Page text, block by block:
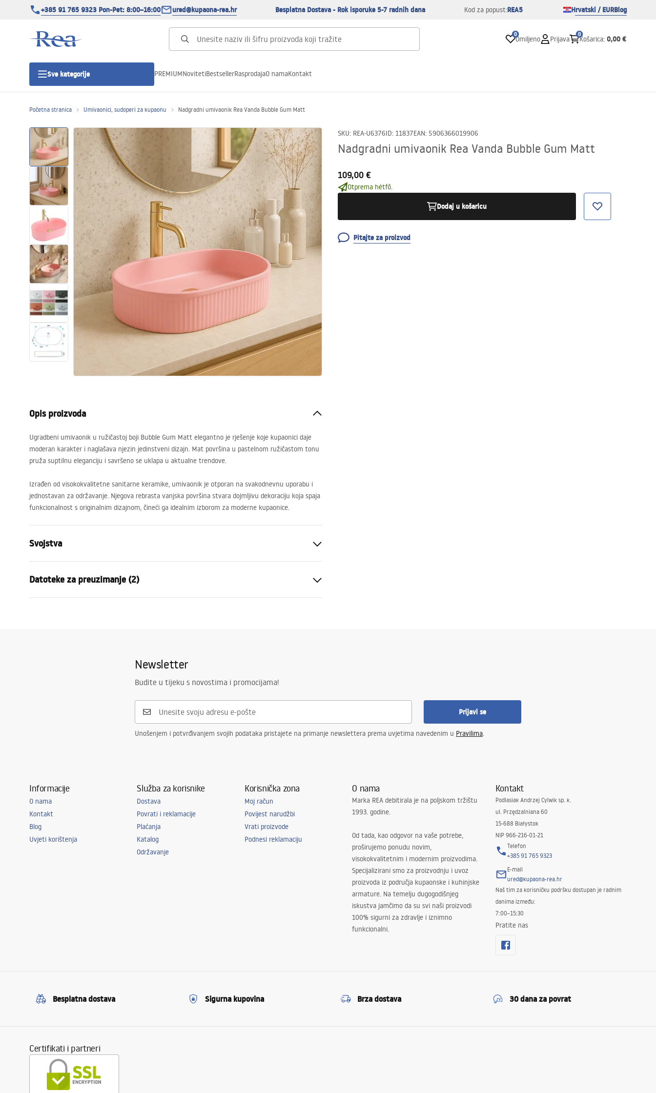
+385 91 765 9323 Pon-Pet: 8:00–16:00 ured@kupaona-rea.hr Besplatna Dostava - Rok isporuke 5-7 radnih dana Kod za popust:REA5 Hrvatski / EURBlog
0
Omiljeno Prijava
0
Košarica: 0,00 €
Sve kategorije
Tuš vrata
Tuš kade
Tuš Kanalice
WC školjke
Umivaonici
Kade i paravani
Miješalice, pipe, slavine
Tuševi
PREMIUMNovitetiBestsellerRasprodajaO namaKontakt
Početna stranica Umivaonici, sudoperi za kupaonu Nadgradni umivaonik Rea Vanda Bubble Gum Matt
SKU: REA-U6376ID: 11837EAN: 5906366019906
Nadgradni umivaonik Rea Vanda Bubble Gum Matt
109,00 €
Otprema hétfő.
Dodaj u košaricu
Pitajte za proizvod
Opis proizvoda
Ugradbeni umivaonik u ružičastoj boji Bubble Gum Matt elegantno je rješenje koje kupaonici daje
moderan karakter i naglašava njezin jedinstveni dizajn. Mat površina u pastelnom ružičastom tonu
pruža suptilnu eleganciju i savršeno se uklapa u aktualne trendove.
Izrađen od visokokvalitetne sanitarne keramike, umivaonik je otporan na svakodnevnu uporabu i
jednostavan za održavanje. Njegova rebrasta vanjska površina stvara dojmljivu dekoraciju koja spaja
funkcionalnost s originalnim dizajnom, čineći ga idealnim izborom za moderne kupaonice.
Svojstva
Materijal
Boja
Roza
130
NE
Datoteke za preuzimanje (2)
Newsletter
Budite u tijeku s novostima i promocijama!
Prijavi se
Unošenjem i potvrđivanjem svojih podataka pristajete na primanje newslettera prema uvjetima navedenim u Pravilima.
Informacije
O nama
Kontakt
Blog
Uvjeti korištenja
Služba za korisnike
Dostava
Povrati i reklamacije
Plaćanja
Katalog
Održavanje
Korisnička zona
Moj račun
Povijest narudžbi
Vrati proizvode
Podnesi reklamaciju
O nama
Marka REA debitirala je na poljskom tržištu
1993. godine.
Od tada, kao odgovor na vaše potrebe,
proširujemo ponudu novim,
visokokvalitetnim i modernim proizvodima.
Specijalizirani smo za proizvodnju i uvoz
proizvoda iz područja kupaonske i kuhinjske
armature. Na temelju dugogodišnjeg
iskustva jamčimo da su svi naši proizvodi
100% sigurni za zdravlje i iznimno
funkcionalni.
Kontakt
Podlasiak Andrzej Cylwik sp. k.
ul. Przędzalniana 60
15-688 Białystok
NIP 966-216-01-21
Telefon
+385 91 765 9323
E-mail
ured@kupaona-rea.hr
Naš tim za korisničku podršku dostupan je radnim
danima između:
7:00–15:30
Pratite nas
Besplatna dostava Sigurna kupovina Brza dostava 30 dana za povrat
Certifikati i partneri